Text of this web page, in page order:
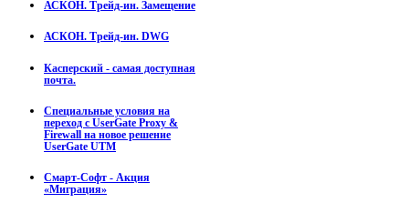
АСКОН. Трейд-ин. Замещение
АСКОН. Трейд-ин. DWG
Касперский - самая доступная
почта.
Специальные условия на
переход с UserGate Proxy &
Firewall на новое решение
UserGate UTM
Смарт-Софт - Акция
«Миграция»